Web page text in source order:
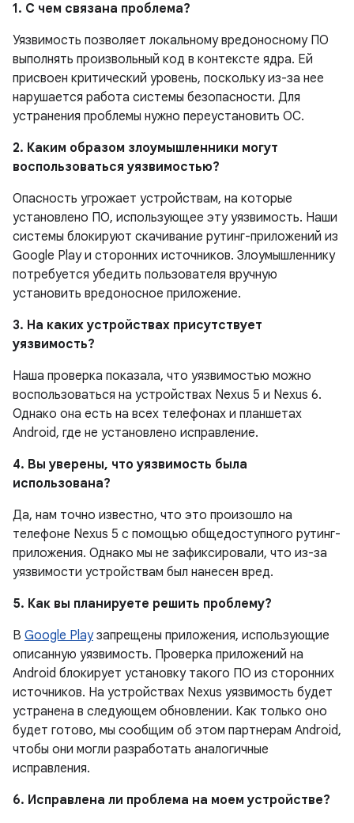
1. С чем связана проблема?
Уязвимость позволяет локальному вредоносному ПО
выполнять произвольный код в контексте ядра. Ей
присвоен критический уровень, поскольку из-за нее
нарушается работа системы безопасности. Для
устранения проблемы нужно переустановить ОС.
2. Каким образом злоумышленники могут
воспользоваться уязвимостью?
Опасность угрожает устройствам, на которые
установлено ПО, использующее эту уязвимость. Наши
системы блокируют скачивание рутинг-приложений из
Google Play и сторонних источников. Злоумышленнику
потребуется убедить пользователя вручную
установить вредоносное приложение.
3. На каких устройствах присутствует
уязвимость?
Наша проверка показала, что уязвимостью можно
воспользоваться на устройствах Nexus 5 и Nexus 6.
Однако она есть на всех телефонах и планшетах
Android, где не установлено исправление.
4. Вы уверены, что уязвимость была
использована?
Да, нам точно известно, что это произошло на
телефоне Nexus 5 с помощью общедоступного рутинг-
приложения. Однако мы не зафиксировали, что из-за
уязвимости устройствам был нанесен вред.
5. Как вы планируете решить проблему?
В Google Playзапрещены приложения, использующие
описанную уязвимость. Проверка приложений на
Android блокирует установку такого ПО из сторонних
источников. На устройствах Nexus уязвимость будет
устранена в следующем обновлении. Как только оно
будет готово, мы сообщим об этом партнерам Android,
чтобы они могли разработать аналогичные
исправления.
6. Исправлена ли проблема на моем устройстве?